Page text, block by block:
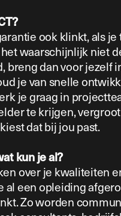
ook klinkt, als je
waarschijnlijk niet
breng dan voor jezelf
je van snelle
je graag in
te krijgen,
dat bij jou past.
kun je al?
over je kwaliteiten
al een opleiding
Zo worden